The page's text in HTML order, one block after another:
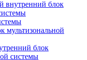
внутренний блок
мультизональной
блок
системы